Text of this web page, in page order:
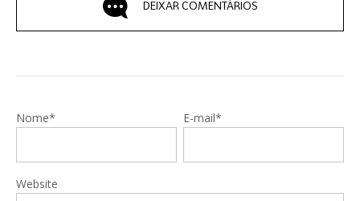
DEIXAR COMENTÁRIOS
Nome* E-mail*
Website